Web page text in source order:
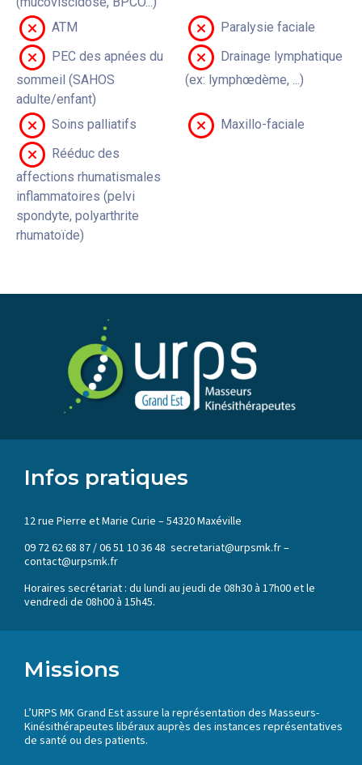
ATM
Paralysie faciale
PEC des apnées du
sommeil (SAHOS
adulte/enfant)
Drainage lymphatique
(ex: lymphœdème, ...)
Soins palliatifs
Maxillo-faciale
Rééduc des
affections rhumatismales
inflammatoires (pelvi
spondyte, polyarthrite
rhumatoïde)
Infos pratiques
12 rue Pierre et Marie Curie – 54320 Maxéville
09 72 62 68 87 / 06 51 10 36 48 secretariat@urpsmk.fr –
contact@urpsmk.fr
Horaires secrétariat : du lundi au jeudi de 08h30 à 17h00 et le
vendredi de 08h00 à 15h45.
Missions
L’URPS MK Grand Est assure la représentation des Masseurs-
Kinésithérapeutes libéraux auprès des instances représentatives
de santé ou des patients.